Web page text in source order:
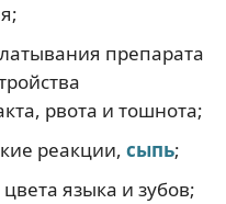
препарата
рвота и тошнота;
реакции, сыпь;
языка и зубов;